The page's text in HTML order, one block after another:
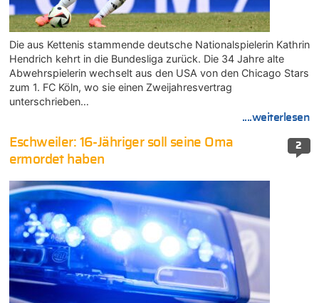
Die aus Kettenis stammende deutsche Nationalspielerin Kathrin
Hendrich kehrt in die Bundesliga zurück. Die 34 Jahre alte
Abwehrspielerin wechselt aus den USA von den Chicago Stars
zum 1. FC Köln, wo sie einen Zweijahresvertrag
unterschrieben…
....weiterlesen
2
Eschweiler: 16-Jähriger soll seine Oma
ermordet haben